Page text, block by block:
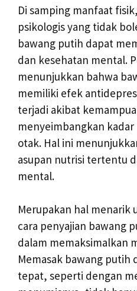
Di samping manfaat
psikologis yang tidak
bawang putih dapat
dan kesehatan mental.
menunjukkan bahwa
memiliki efek
terjadi akibat
menyeimbangkan
otak. Hal ini
asupan nutrisi tertentu
mental.
Merupakan hal menarik
cara penyajian bawang
dalam memaksimalkan
Memasak bawang putih
tepat, seperti dengan